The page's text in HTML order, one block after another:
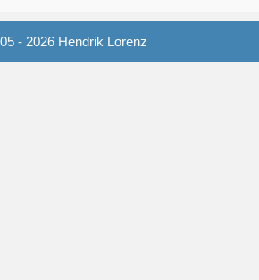
- 2026 Hendrik Lorenz